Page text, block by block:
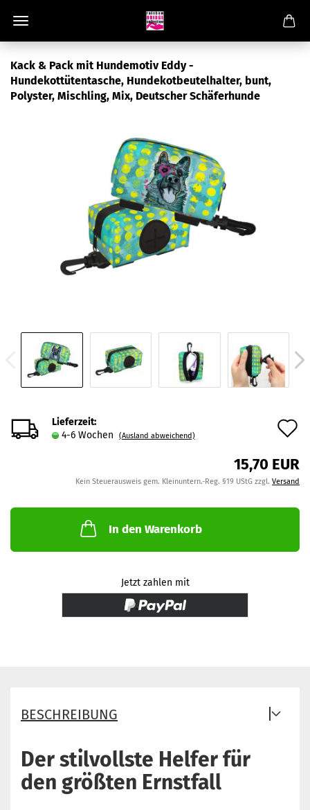
Kack & Pack mit Hundemotiv Eddy -
Hundekottütentasche, Hundekotbeutelhalter, bunt,
Polyster, Mischling, Mix, Deutscher Schäferhunde
Lieferzeit:
4-6 Wochen
(Ausland abweichend)
15,70 EUR
Kein Steuerausweis gem. Kleinuntern.-Reg. §19 UStG zzgl. Versand
In den Warenkorb
Jetzt zahlen mit
BESCHREIBUNG
Der stilvollste Helfer für
den größten Ernstfall